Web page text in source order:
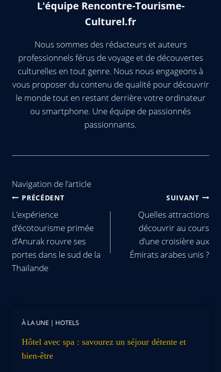
L'équipe Rencontre-Tourisme-
Culturel.fr
Nous sommes des rédacteurs et auteurs
professionnels férus de voyage et de découvertes
culturelles en tout genre. Nous nous engageons à
vous proposer du contenu de qualité pour découvrir
le monde tout en restant derrière votre ordinateur
ou smartphone. Une équipe de passionnés
passionnants.
Navigation de l’article
PRÉCÉDENT
L’expérience
d’écotourisme primée
d’Anurak rouvre ses
portes dans le sud de la
Thaïlande
SUIVANT
Quelles attractions
découvrir au cours
d’une croisière aux
Émirats arabes unis ?
À LA UNE | HOTELS
Hôtel avec spa : savourez un séjour détente et
bien-être